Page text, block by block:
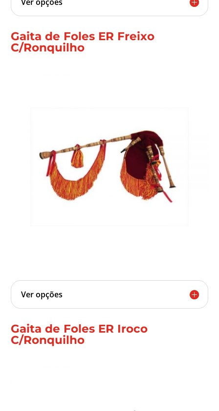
Gaita de Foles ER Freixo
C/Ronquilho
Ver opções
Gaita de Foles ER Iroco
C/Ronquilho